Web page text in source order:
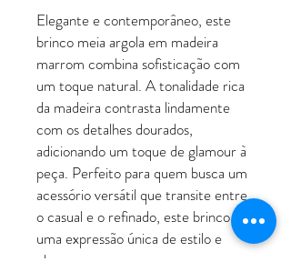
Elegante e contemporâneo, este
brinco meia argola em madeira
marrom combina sofisticação com
um toque natural. A tonalidade rica
da madeira contrasta lindamente
com os detalhes dourados,
adicionando um toque de glamour à
peça. Perfeito para quem busca um
acessório versátil que transite entre
o casual e o refinado, este brinco é
uma expressão única de estilo e
classe.